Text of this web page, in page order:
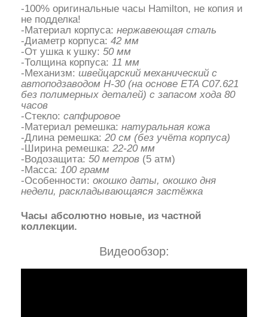
-100% оригинальные часы Hamilton, не копия и
не подделка!
-Материал корпуса: нержавеющая сталь
-Диаметр корпуса: 42 мм
-От ушка к ушку: 50 мм
-Толщина корпуса: 11 мм
-Механизм: швейцарский механический с
автоподзаводом H-30 (на основе ETA C07.621
без полимерных деталей) с запасом хода 80
часов
-Стекло: сапфировое
-Материал ремешка: натуральная кожа
-Длина ремешка: 20 см (без учёта корпуса)
-Ширина ремешка: 22-20 мм
-Водозащита: 50 метров (5 атм)
-Масса: 100 грамм
-Особенности: окошко даты, окошко дня
недели, раскладывающаяся застёжка
Часы абсолютно новые, из частной
коллекции.
Видеообзор: